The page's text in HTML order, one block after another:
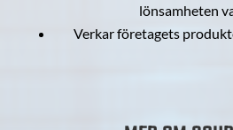
lönsamheten
Verkar företagets